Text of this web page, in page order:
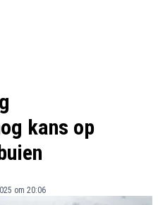
kans op
om 20:06